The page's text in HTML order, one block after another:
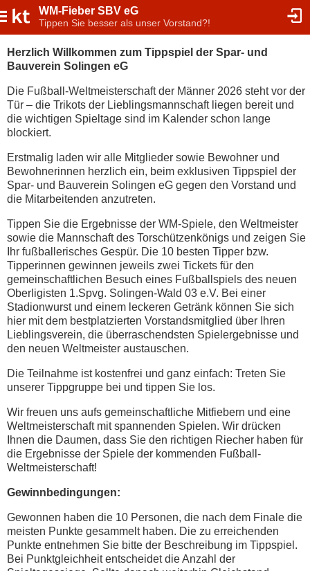
WM-Fieber SBV eG
Tippen Sie besser als unser Vorstand?!
Herzlich Willkommen zum Tippspiel der Spar- und
Bauverein Solingen eG
Die Fußball-Weltmeisterschaft der Männer 2026 steht vor der
Tür – die Trikots der Lieblingsmannschaft liegen bereit und
die wichtigen Spieltage sind im Kalender schon lange
blockiert.
Erstmalig laden wir alle Mitglieder sowie Bewohner und
Bewohnerinnen herzlich ein, beim exklusiven Tippspiel der
Spar- und Bauverein Solingen eG gegen den Vorstand und
die Mitarbeitenden anzutreten.
Tippen Sie die Ergebnisse der WM-Spiele, den Weltmeister
sowie die Mannschaft des Torschützenkönigs und zeigen Sie
Ihr fußballerisches Gespür. Die 10 besten Tipper bzw.
Tipperinnen gewinnen jeweils zwei Tickets für den
gemeinschaftlichen Besuch eines Fußballspiels des neuen
Oberligisten 1.Spvg. Solingen-Wald 03 e.V. Bei einer
Stadionwurst und einem leckeren Getränk können Sie sich
hier mit dem bestplatzierten Vorstandsmitglied über Ihren
Lieblingsverein, die überraschendsten Spielergebnisse und
den neuen Weltmeister austauschen.
Die Teilnahme ist kostenfrei und ganz einfach: Treten Sie
unserer Tippgruppe bei und tippen Sie los.
Wir freuen uns aufs gemeinschaftliche Mitfiebern und eine
Weltmeisterschaft mit spannenden Spielen. Wir drücken
Ihnen die Daumen, dass Sie den richtigen Riecher haben für
die Ergebnisse der Spiele der kommenden Fußball-
Weltmeisterschaft!
Gewinnbedingungen:
Gewonnen haben die 10 Personen, die nach dem Finale die
meisten Punkte gesammelt haben. Die zu erreichenden
Punkte entnehmen Sie bitte der Beschreibung im Tippspiel.
Bei Punktgleichheit entscheidet die Anzahl der